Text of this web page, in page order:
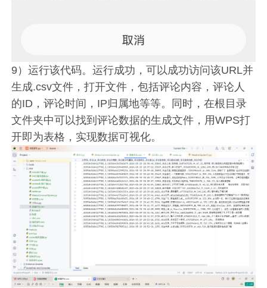
9）运行该代码。运行成功，可以成功访问该URL并
生成.csv文件，打开文件，包括评论内容，评论人
的ID，评论时间，IP归属地等等。同时，在根目录
文件夹中可以找到评论数据的生成文件，用WPS打
开即为表格，实现数据可视化。